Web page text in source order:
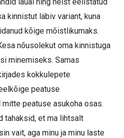
kinnistut läbiv variant, kuna
kõige mõistlikumaks.
nõusolekut oma kinnistuga
minemiseks. Samas
kokkulepete
peatuse
peatuse asukoha osas.
tahaksid, et ma lihtsalt
vait, aga minu ja minu laste